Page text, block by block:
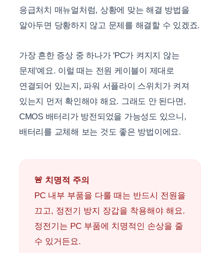
응급처치 매뉴얼처럼, 상황에 맞는 해결 방법을
알아두면 당황하지 않고 문제를 해결할 수 있겠죠.
가장 흔한 증상 중 하나가 'PC가 켜지지 않는
문제'예요. 이럴 때는 전원 케이블이 제대로
연결되어 있는지, 파워 서플라이 스위치가 켜져
있는지 먼저 확인해야 해요. 그래도 안 된다면,
CMOS 배터리가 방전되었을 가능성도 있으니,
배터리를 교체해 보는 것도 좋은 방법이에요.
🚨 치명적 주의
PC 내부 부품을 다룰 때는 반드시 전원을
끄고, 정전기 방지 장갑을 착용해야 해요.
정전기는 PC 부품에 치명적인 손상을 줄
수 있거든요.